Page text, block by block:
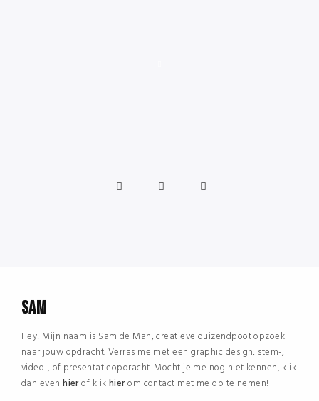
SAM
Hey! Mijn naam is Sam de Man, creatieve duizendpoot opzoek
naar jouw opdracht. Verras me met een graphic design, stem-,
video-, of presentatieopdracht. Mocht je me nog niet kennen, klik
dan evenhierof klikhierom contact met me op te nemen!